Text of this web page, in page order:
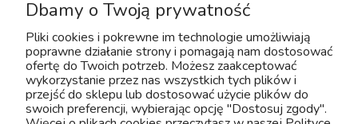
do koszyka
« 1 2 3 4 5 »
Dbamy o Twoją prywatność
Pliki cookies i pokrewne im technologie umożliwiają
poprawne działanie strony i pomagają nam dostosować
ofertę do Twoich potrzeb. Możesz zaakceptować
wykorzystanie przez nas wszystkich tych plików i
przejść do sklepu lub dostosować użycie plików do
swoich preferencji, wybierając opcję "Dostosuj zgody".